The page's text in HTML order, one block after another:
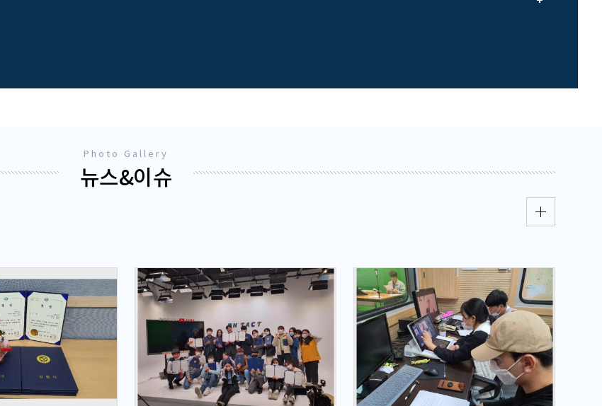
Photo Gallery
뉴스&이슈